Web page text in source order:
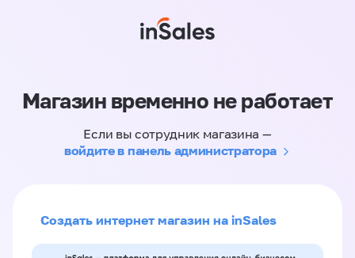
Магазин временно не работает
Если вы сотрудник магазина —
войдите в панель администратора
Создать интернет магазин на inSales